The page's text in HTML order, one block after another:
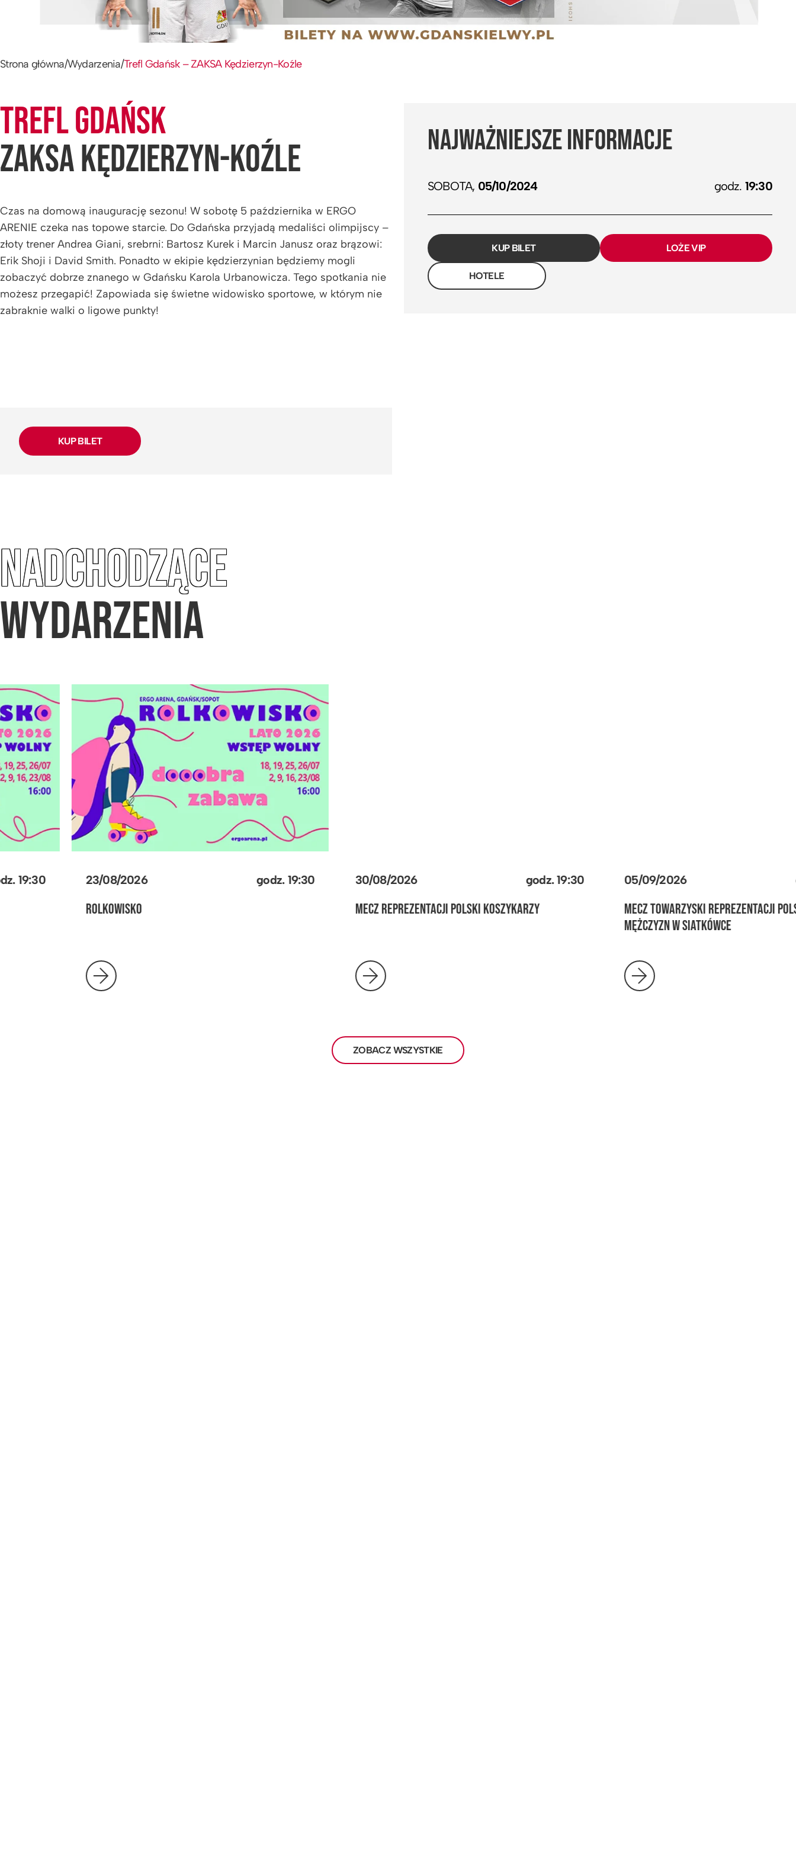
Strona główna/Wydarzenia/Trefl Gdańsk – ZAKSA Kędzierzyn-Koźle
TREFL GDAŃSK
ZAKSA KĘDZIERZYN-KOŹLE
Czas na domową inaugurację sezonu! W sobotę 5 października w ERGO
ARENIE czeka nas topowe starcie. Do Gdańska przyjadą medaliści olimpijscy –
złoty trener Andrea Giani, srebrni: Bartosz Kurek i Marcin Janusz oraz brązowi:
Erik Shoji i David Smith. Ponadto w ekipie kędzierzynian będziemy mogli
zobaczyć dobrze znanego w Gdańsku Karola Urbanowicza. Tego spotkania nie
możesz przegapić! Zapowiada się świetne widowisko sportowe, w którym nie
zabraknie walki o ligowe punkty!
NAJWAŻNIEJSZE INFORMACJE
SOBOTA, 05/10/2024 godz. 19:30
KUP BILET LOŻE VIP
HOTELE
KUP BILET
NADCHODZĄCE
WYDARZENIA
23/08/2026 30/08/2026
MECZ REPREZENTACJI POLSKI KOSZYKARZY
05/09/2026
MECZ TOWARZYSKI REPREZENTACJI POLSKI
MĘŻCZYZN W SIATKÓWCE
ZOBACZ WSZYSTKIE